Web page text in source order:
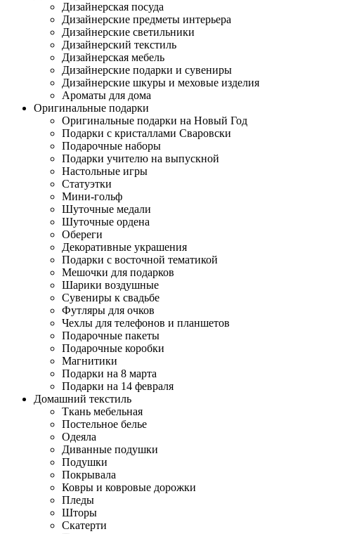
Дизайнерская посуда
Дизайнерские предметы интерьера
Дизайнерские светильники
Дизайнерский текстиль
Дизайнерская мебель
Дизайнерские подарки и сувениры
Дизайнерские шкуры и меховые изделия
Ароматы для дома
Оригинальные подарки
Оригинальные подарки на Новый Год
Подарки с кристаллами Сваровски
Подарочные наборы
Подарки учителю на выпускной
Настольные игры
Статуэтки
Мини-гольф
Шуточные медали
Шуточные ордена
Обереги
Декоративные украшения
Подарки с восточной тематикой
Мешочки для подарков
Шарики воздушные
Сувениры к свадьбе
Футляры для очков
Чехлы для телефонов и планшетов
Подарочные пакеты
Подарочные коробки
Магнитики
Подарки на 8 марта
Подарки на 14 февраля
Домашний текстиль
Ткань мебельная
Постельное белье
Одеяла
Диванные подушки
Подушки
Покрывала
Ковры и ковровые дорожки
Пледы
Шторы
Скатерти